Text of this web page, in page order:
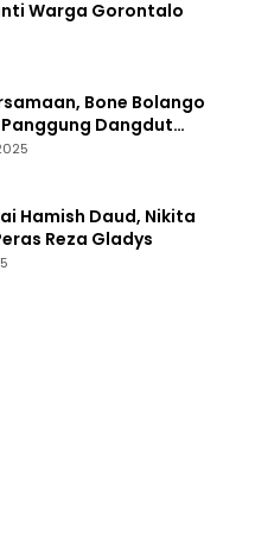
Warga Gorontalo
Bone Bolango
Dangdut
Hamish Daud, Nikita
Reza Gladys